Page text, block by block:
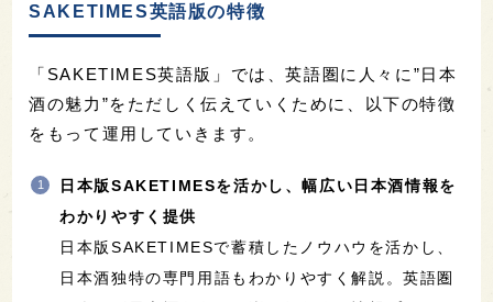
SAKETIMES英語版の特徴
「SAKETIMES英語版」では、英語圏に人々に”日本
酒の魅力”をただしく伝えていくために、以下の特徴
をもって運用していきます。
日本版SAKETIMESを活かし、幅広い日本酒情報を
わかりやすく提供
日本版SAKETIMESで蓄積したノウハウを活かし、
日本酒独特の専門用語もわかりやすく解説。英語圏